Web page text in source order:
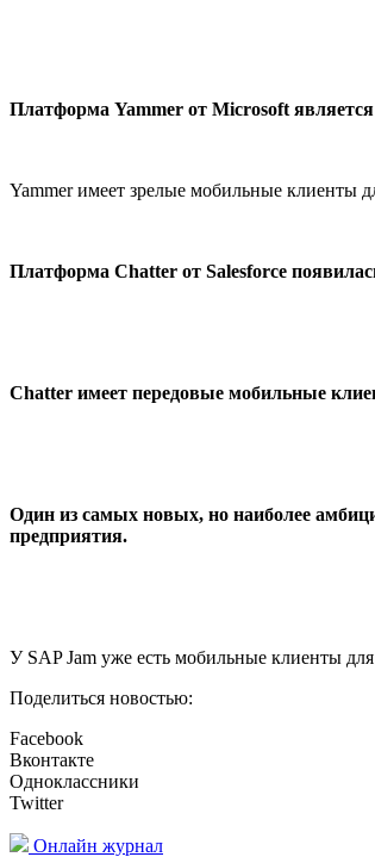
Платформа Yammer от Microsoft
Yammer имеет зрелые мобильные клиенты
Платформа Chatter от Salesforce
Chatter имеет передовые мобильные
Один из самых новых, но наиболее
предприятия.
У SAP Jam уже есть мобильные клиенты
Поделиться новостью:
Facebook
Вконтакте
Одноклассники
Twitter
Онлайн журнал